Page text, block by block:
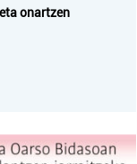
onartzen